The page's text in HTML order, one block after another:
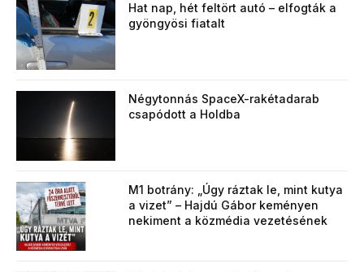
Hat nap, hét feltört autó – elfogták a
gyöngyösi fiatalt
Négytonnás SpaceX-rakétadarab
csapódott a Holdba
M1 botrány: „Úgy ráztak le, mint kutya
a vizet” – Hajdú Gábor keményen
nekiment a közmédia vezetésének